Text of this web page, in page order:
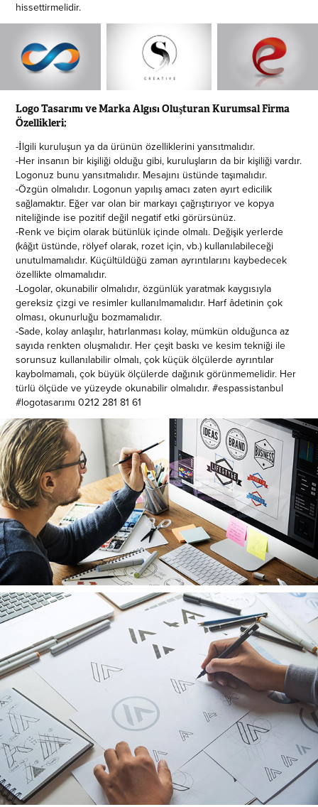
hissettirmelidir.
Logo Tasarımı ve Marka Algısı Oluşturan Kurumsal Firma
Özellikleri;
-İlgili kuruluşun ya da ürünün özelliklerini yansıtmalıdır.
-Her insanın bir kişiliği olduğu gibi, kuruluşların da bir kişiliği vardır.
Logonuz bunu yansıtmalıdır. Mesajını üstünde taşımalıdır.
-Özgün olmalıdır. Logonun yapılış amacı zaten ayırt edicilik
sağlamaktır. Eğer var olan bir markayı çağrıştırıyor ve kopya
niteliğinde ise pozitif değil negatif etki görürsünüz.
-Renk ve biçim olarak bütünlük içinde olmalı. Değişik yerlerde
(kâğıt üstünde, rölyef olarak, rozet için, vb.) kullanılabileceği
unutulmamalıdır. Küçültüldüğü zaman ayrıntılarını kaybedecek
özellikte olmamalıdır.
-Logolar, okunabilir olmalıdır, özgünlük yaratmak kaygısıyla
gereksiz çizgi ve resimler kullanılmamalıdır. Harf âdetinin çok
olması, okunurluğu bozmamalıdır.
-Sade, kolay anlaşılır, hatırlanması kolay, mümkün olduğunca az
sayıda renkten oluşmalıdır. Her çeşit baskı ve kesim tekniği ile
sorunsuz kullanılabilir olmalı, çok küçük ölçülerde ayrıntılar
kaybolmamalı, çok büyük ölçülerde dağınık görünmemelidir. Her
türlü ölçüde ve yüzeyde okunabilir olmalıdır. #espassistanbul
#logotasarımı 0212 281 81 61